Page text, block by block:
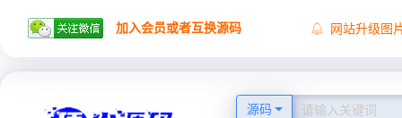
加入会员或者互换源码
网站升级图
源码